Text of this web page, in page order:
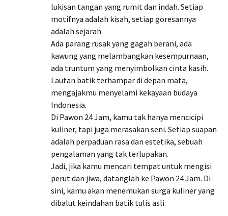
lukisan tangan yang rumit dan indah. Setiap
motifnya adalah kisah, setiap goresannya
adalah sejarah.
Ada parang rusak yang gagah berani, ada
kawung yang melambangkan kesempurnaan,
ada truntum yang menyimbolkan cinta kasih.
Lautan batik terhampar di depan mata,
mengajakmu menyelami kekayaan budaya
Indonesia.
Di Pawon 24 Jam, kamu tak hanya mencicipi
kuliner, tapi juga merasakan seni. Setiap suapan
adalah perpaduan rasa dan estetika, sebuah
pengalaman yang tak terlupakan.
Jadi, jika kamu mencari tempat untuk mengisi
perut dan jiwa, datanglah ke Pawon 24 Jam. Di
sini, kamu akan menemukan surga kuliner yang
dibalut keindahan batik tulis asli.